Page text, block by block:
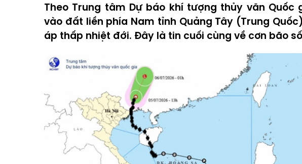
Theo Trung tâm Dự báo khí tượng thủy văn
vào đất liền phía Nam tỉnh Quảng Tây (Trung
áp thấp nhiệt đới. Đây là tin cuối cùng về cơn bão số